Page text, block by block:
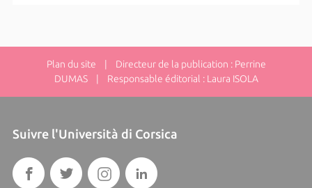
Plan du site | Directeur de la publication : Perrine
DUMAS | Responsable éditorial : Laura ISOLA
Suivre l'Università di Corsica